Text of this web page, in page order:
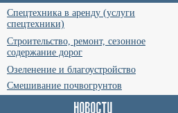
Спецтехника в аренду (услуги
спецтехники)
Строительство, ремонт, сезонное
содержание дорог
Озеленение и благоустройство
Смешивание почвогрунтов